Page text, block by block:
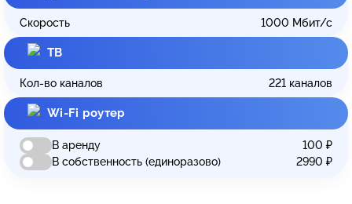
Скорость 1000 Мбит/с
ТВ
Кол-во каналов 221 каналов
Wi-Fi роутер
В аренду 100 ₽
В собственность (единоразово)
2990 ₽